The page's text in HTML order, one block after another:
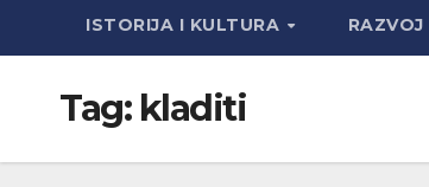
ISTORIJA I KULTURA RAZVOJ
Tag: kladiti